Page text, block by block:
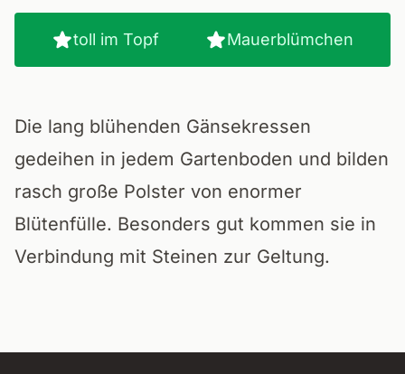
toll im Topf Mauerblümchen
Die lang blühenden Gänsekressen
gedeihen in jedem Gartenboden und bilden
rasch große Polster von enormer
Blütenfülle. Besonders gut kommen sie in
Verbindung mit Steinen zur Geltung.